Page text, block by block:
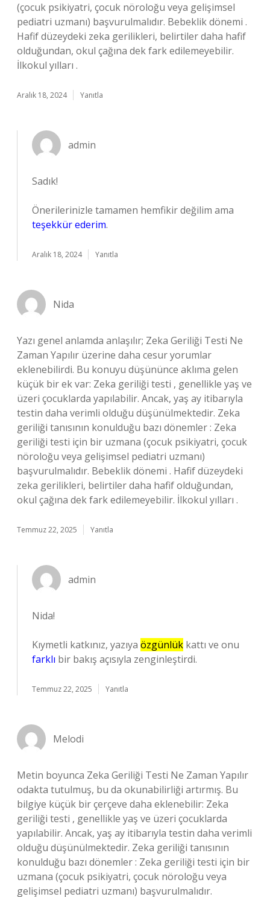
(çocuk psikiyatri, çocuk nöroloğu veya gelişimsel
pediatri uzmanı) başvurulmalıdır. Bebeklik dönemi .
Hafif düzeydeki zeka gerilikleri, belirtiler daha hafif
olduğundan, okul çağına dek fark edilemeyebilir.
İlkokul yılları .
Aralık 18, 2024 Yanıtla
admin
Sadık!
Önerilerinizle tamamen hemfikir değilim ama
teşekkür ederim.
Aralık 18, 2024 Yanıtla
Nida
Yazı genel anlamda anlaşılır; Zeka Geriliği Testi Ne
Zaman Yapılır üzerine daha cesur yorumlar
eklenebilirdi. Bu konuyu düşününce aklıma gelen
küçük bir ek var: Zeka geriliği testi , genellikle yaş ve
üzeri çocuklarda yapılabilir. Ancak, yaş ay itibarıyla
testin daha verimli olduğu düşünülmektedir. Zeka
geriliği tanısının konulduğu bazı dönemler : Zeka
geriliği testi için bir uzmana (çocuk psikiyatri, çocuk
nöroloğu veya gelişimsel pediatri uzmanı)
başvurulmalıdır. Bebeklik dönemi . Hafif düzeydeki
zeka gerilikleri, belirtiler daha hafif olduğundan,
okul çağına dek fark edilemeyebilir. İlkokul yılları .
Temmuz 22, 2025 Yanıtla
admin
Nida!
Kıymetli katkınız, yazıya özgünlük kattı ve onu
farklı bir bakış açısıyla zenginleştirdi.
Temmuz 22, 2025 Yanıtla
Melodi
Metin boyunca Zeka Geriliği Testi Ne Zaman Yapılır
odakta tutulmuş, bu da okunabilirliği artırmış. Bu
bilgiye küçük bir çerçeve daha eklenebilir: Zeka
geriliği testi , genellikle yaş ve üzeri çocuklarda
yapılabilir. Ancak, yaş ay itibarıyla testin daha verimli
olduğu düşünülmektedir. Zeka geriliği tanısının
konulduğu bazı dönemler : Zeka geriliği testi için bir
uzmana (çocuk psikiyatri, çocuk nöroloğu veya
gelişimsel pediatri uzmanı) başvurulmalıdır.